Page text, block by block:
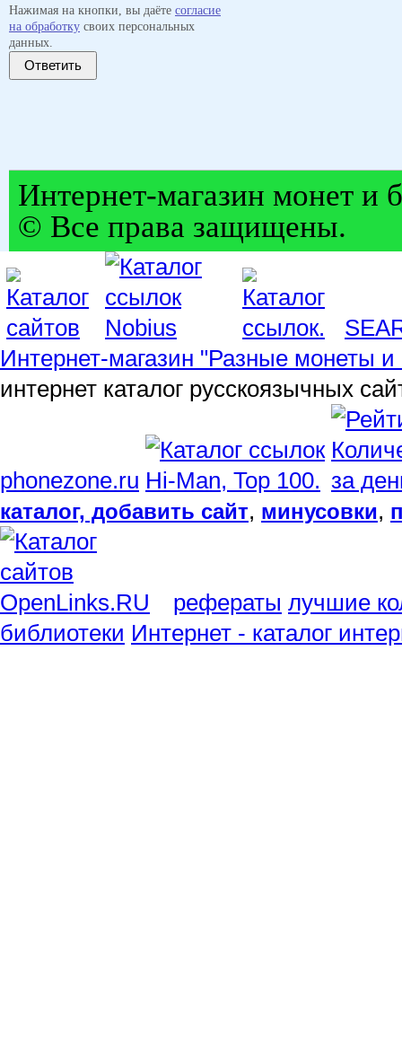
Нажимая на кнопки, вы даёте согласие
на обработку своих персональных
данных.
Ответить
Интернет-магазин монет и
© Все права защищены.
Интернет-магазин "Разные монеты и
интернет каталог русскоязычных
phonezone.ru
каталог, добавить сайт, минусовки,
рефераты лучшие
библиотеки Интернет - каталог